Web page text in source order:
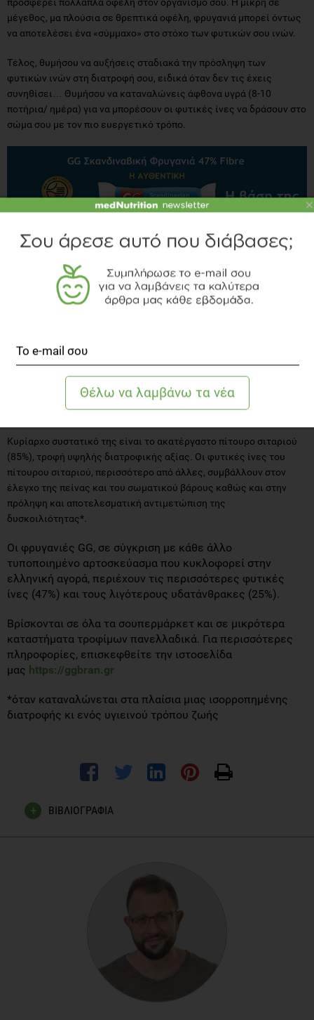
μέγεθος, μα πλούσια σε θρεπτικά οφέλη, φρυγανιά μπορεί όντως
να αποτελέσει ένα «σύμμαχο» στο στόχο των φυτικών σου ινών.
Τέλος, θυμήσου να αυξήσεις σταδιακά την πρόσληψη των
φυτικών ινών στη διατροφή σου, ειδικά όταν δεν τις έχεις
συνηθίσει… Θυμήσου να καταναλώνεις άφθονα υγρά (8-10
ποτήρια/ ημέρα) για να μπορέσουν οι φυτικές ίνες να δράσουν στο
σώμα σου με τον πιο ευεργετικό τρόπο.
Λίγα λόγια για την Σκανδιναβική Φρυγανιά
παρασκευάζεται από το 1935 στη Νορβηγία μόνο από τρία φυσικά
συστατικά, με ήπια επεξεργασία και αργό τρόπο ψησίματος σε
χαμηλή θερμοκρασία. Συστήνεται παγκοσμίως από
διατροφολόγους και γιατρούς ως εξαιρετικό προϊόν υγιεινής
Κυρίαρχο συστατικό της είναι το ακατέργαστο πίτουρο σιταριού
(85%), τροφή υψηλής διατροφικής αξίας. Οι φυτικές ίνες του
πίτουρου σιταριού, περισσότερο από άλλες, συμβάλλουν στον
έλεγχο της πείνας και του σωματικού βάρους καθώς και στην
πρόληψη και αποτελεσματική αντιμετώπιση της
δυσκοιλιότητας*.
Οι φρυγανιές GG, σε σύγκριση με κάθε άλλο
τυποποιημένο αρτοσκεύασμα που κυκλοφορεί στην
ελληνική αγορά, περιέχουν τις περισσότερες φυτικές
ίνες (47%) και τους λιγότερους υδατάνθρακες (25%).
Βρίσκονται σε όλα τα σουπερμάρκετ και σε μικρότερα
καταστήματα τροφίμων πανελλαδικά. Για περισσότερες
πληροφορίες, επισκεφθείτε την ιστοσελίδα
μας https://ggbran.gr
*όταν καταναλώνεται στα πλαίσια μιας ισορροπημένης
διατροφής κι ενός υγιεινού τρόπου ζωής
ΒΙΒΛΙΟΓΡΑΦΙΑ
Intake in Young Adults and Breast Cancer Risk, Pediatrics,
Dietary Guidelines for Americans, 2020-2025 and Online
https://www.dietaryguidelines.gov/resources/2020-2025-
dietary-guidelines-online-materials/food-sources-select-
×